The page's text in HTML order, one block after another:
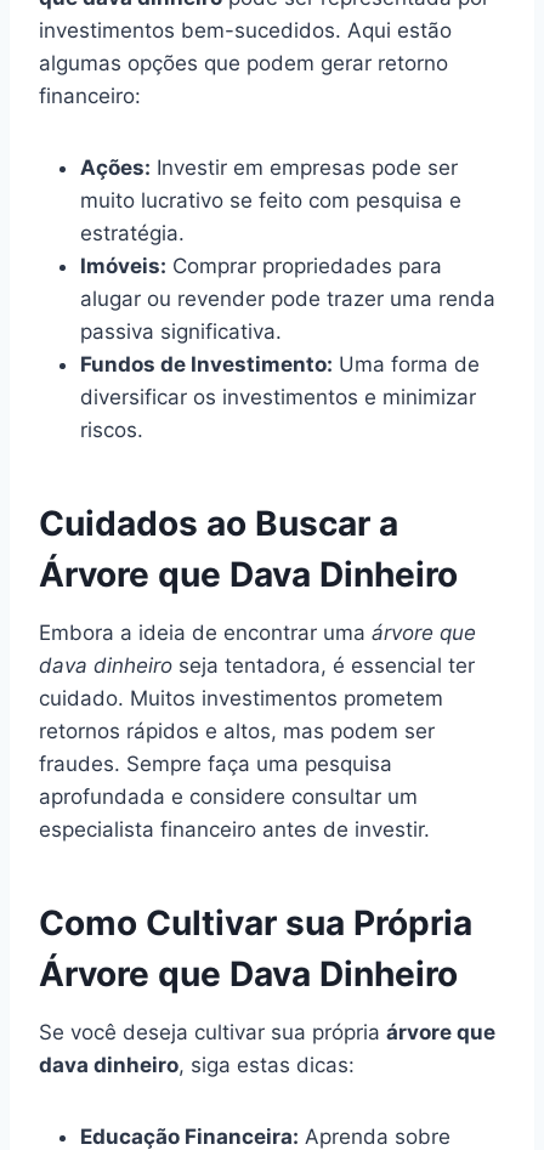
investimentos bem-sucedidos. Aqui estão
algumas opções que podem gerar retorno
financeiro:
Ações: Investir em empresas pode ser
muito lucrativo se feito com pesquisa e
estratégia.
Imóveis: Comprar propriedades para
alugar ou revender pode trazer uma renda
passiva significativa.
Fundos de Investimento: Uma forma de
diversificar os investimentos e minimizar
riscos.
Cuidados ao Buscar a
Árvore que Dava Dinheiro
Embora a ideia de encontrar uma árvore que
dava dinheiro seja tentadora, é essencial ter
cuidado. Muitos investimentos prometem
retornos rápidos e altos, mas podem ser
fraudes. Sempre faça uma pesquisa
aprofundada e considere consultar um
especialista financeiro antes de investir.
Como Cultivar sua Própria
Árvore que Dava Dinheiro
Se você deseja cultivar sua própria árvore que
dava dinheiro, siga estas dicas:
Educação Financeira: Aprenda sobre